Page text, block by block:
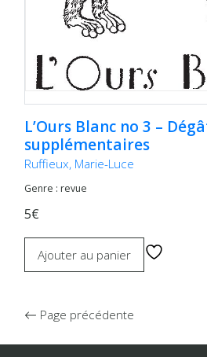
L’Ours Blanc no 3 –
supplémentaires
Ruffieux, Marie-Luce
Genre : revue
5€
Ajouter au panier
Page précédente